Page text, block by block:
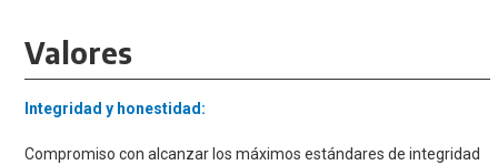
Valores
Integridad y honestidad:
Compromiso con alcanzar los máximos estándares de integridad